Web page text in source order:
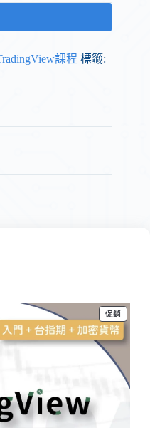
課程 標籤:
促銷